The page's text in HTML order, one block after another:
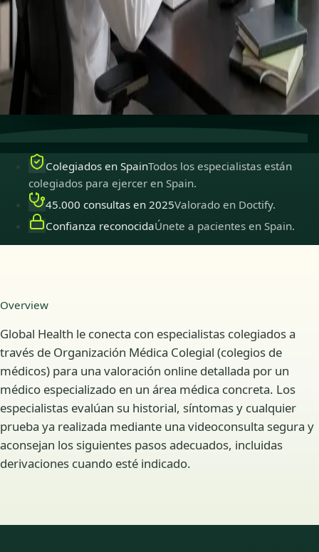
Atención especializadaConecta con especialistas con
experiencia en línea.
Colegiados en Spain
Médicos colegiados para ejercer
en Spain.
Consultas segurasPrivadas, confidenciales y fáciles de
Colegiados en SpainTodos los especialistas están
colegiados para ejercer en Spain.
45.000 consultas en 2025Valorado en Doctify.
Confianza reconocidaÚnete a pacientes en Spain.
Overview
Global Health le conecta con especialistas colegiados a
través de Organización Médica Colegial (colegios de
médicos) para una valoración online detallada por un
médico especializado en un área médica concreta. Los
especialistas evalúan su historial, síntomas y cualquier
prueba ya realizada mediante una videoconsulta segura y
aconsejan los siguientes pasos adecuados, incluidas
derivaciones cuando esté indicado.